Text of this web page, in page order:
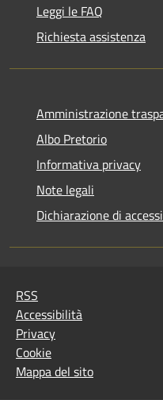
Leggi le FAQ
Richiesta assistenza
Amministrazione
Albo Pretorio
Informativa privacy
Note legali
Dichiarazione di
RSS
Accessibilità
Privacy
Cookie
Mappa del sito